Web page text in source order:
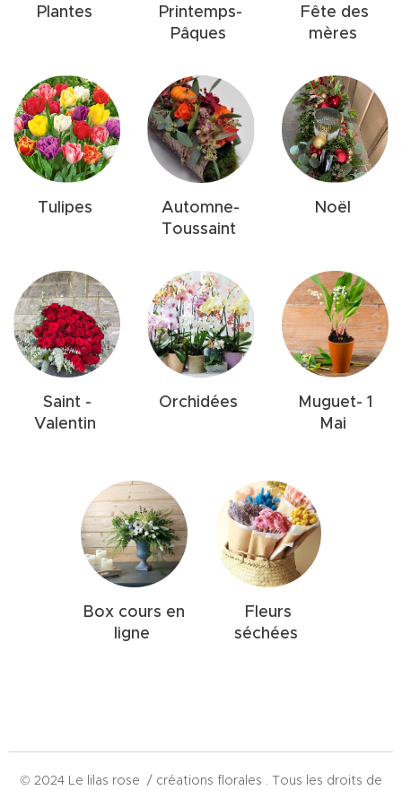
Plantes
Printemps-
Pâques
Fête des
mères
Tulipes
Automne-
Toussaint
Noël
Saint -
Valentin
Orchidées
Muguet- 1
Mai
Box cours en
ligne
Fleurs
séchées
© 2024 Le lilas rose / créations florales . Tous les droits de